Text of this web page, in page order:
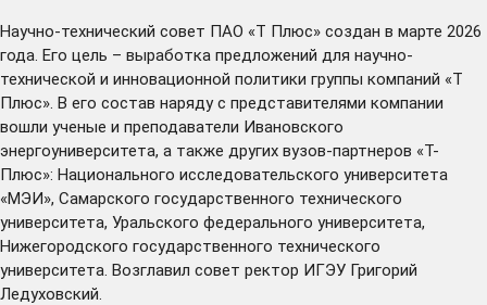
Научно-технический совет ПАО «Т Плюс» создан в марте 2026
года. Его цель – выработка предложений для научно-
технической и инновационной политики группы компаний «Т
Плюс». В его состав наряду с представителями компании
вошли ученые и преподаватели Ивановского
энергоуниверситета, а также других вузов-партнеров «Т-
Плюс»: Национального исследовательского университета
«МЭИ», Самарского государственного технического
университета, Уральского федерального университета,
Нижегородского государственного технического
университета. Возглавил совет ректор ИГЭУ Григорий
Ледуховский.